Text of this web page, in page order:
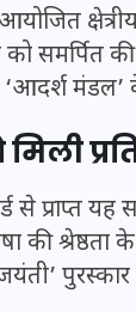
समर्पित
प्राप्त यह
की
में